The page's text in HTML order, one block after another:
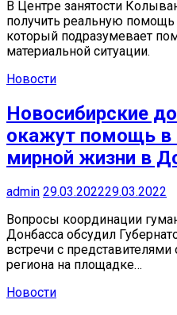
В Центре занятости
получить реальную
который подразумевает
материальной ситуации.
Новости
Новосибирские
окажут помощь в
мирной жизни в
admin 29.03.202229.03.2022
Вопросы координации
Донбасса обсудил
встречи с
региона на площадке…
Новости